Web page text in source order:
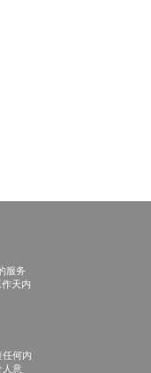
服务
天内
何内
人意